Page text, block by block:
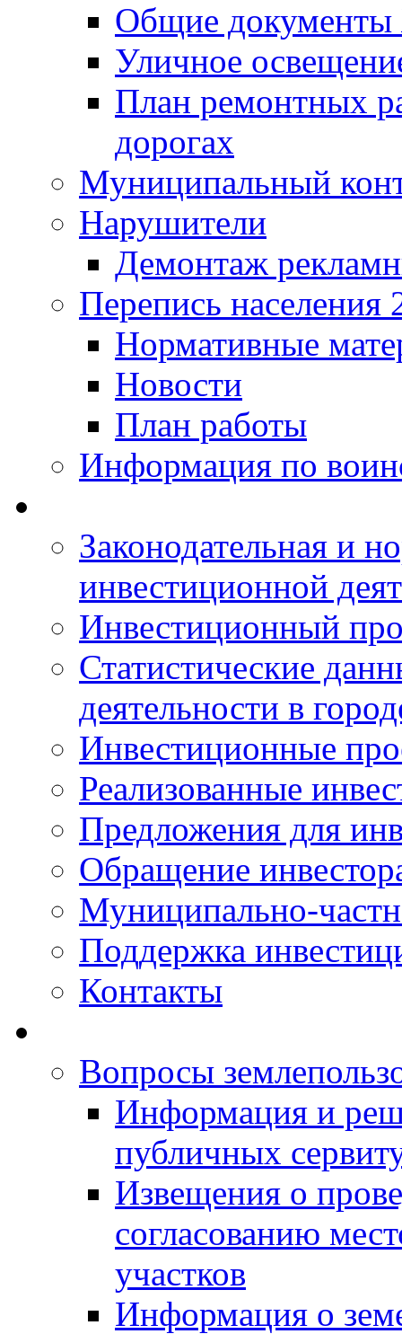
Общие
Уличное
План ремонтных
дорогах
Муниципальный
Нарушители
Демонтаж
Перепись населения
Нормативные
Новости
План работы
Информация по
Законодательная и
инвестиционной
Инвестиционный
Статистические
деятельности в
Инвестиционные
Реализованные
Предложения для
Обращение
Муниципально-
Поддержка
Контакты
Вопросы
Информация и
публичных
Извещения о
согласованию
участков
Информация о